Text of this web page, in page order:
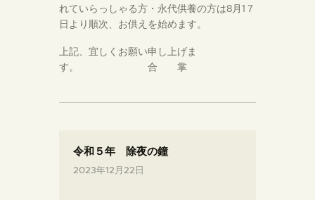
れていらっしゃる方・永代供養の方は8月1７
日より順次、お供えを始めます。
上記、宜しくお願い申し上げま
す。 合 掌
令和５年 除夜の鐘
2023年12月22日